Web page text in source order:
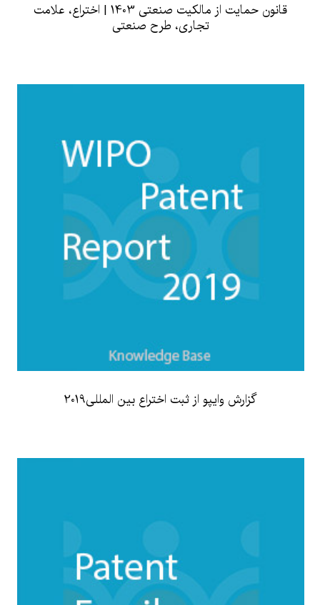
قانون حمایت از مالکیت صنعتی 1403 | اختراع، علامت
تجاری، طرح صنعتی
گزارش وایپو از ثبت اختراع بین المللی2019